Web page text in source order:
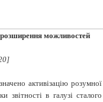
розширення можливостей
активізацію розумної
звітності в галузі сталого